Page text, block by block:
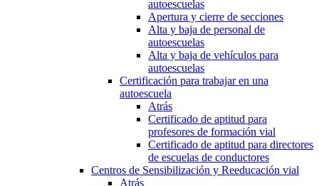
autoescuelas
Apertura y cierre de secciones
Alta y baja de personal de
autoescuelas
Alta y baja de vehículos para
autoescuelas
Certificación para trabajar en una
autoescuela
Atrás
Certificado de aptitud para
profesores de formación vial
Certificado de aptitud para directores
de escuelas de conductores
Centros de Sensibilización y Reeducación vial
Atrás